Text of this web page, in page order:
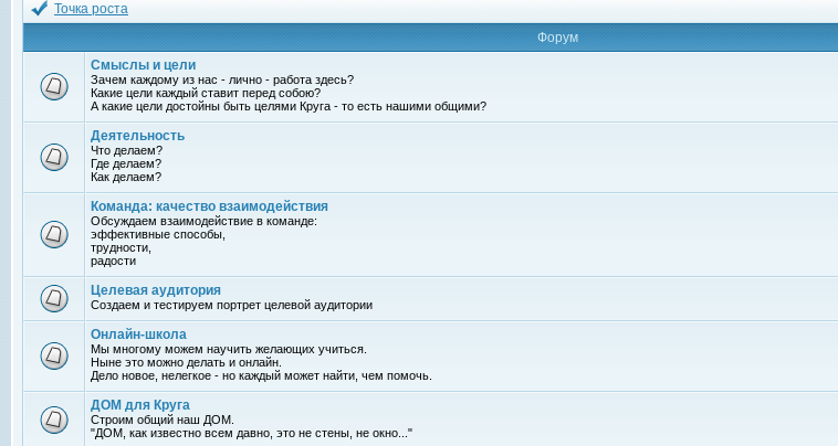
Точка роста
Форум
Смыслы и цели
Зачем каждому из нас - лично - работа здесь?
Какие цели каждый ставит перед собою?
А какие цели достойны быть целями Круга - то есть нашими общими?
Деятельность
Что делаем?
Где делаем?
Как делаем?
Команда: качество взаимодействия
Обсуждаем взаимодействие в команде:
эффективные способы,
трудности,
радости
Целевая аудитория
Создаем и тестируем портрет целевой аудитории
Онлайн-школа
Мы многому можем научить желающих учиться.
Ныне это можно делать и онлайн.
Дело новое, нелегкое - но каждый может найти, чем помочь.
ДОМ для Круга
Строим общий наш ДОМ.
"ДОМ, как известно всем давно, это не стены, не окно..."